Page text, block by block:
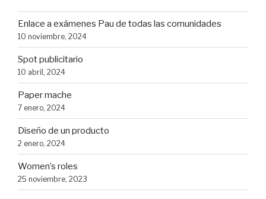
Enlace a exámenes Pau de todas las comunidades
10 noviembre, 2024
Spot publicitario
10 abril, 2024
Paper mache
7 enero, 2024
Diseño de un producto
2 enero, 2024
Women’s roles
25 noviembre, 2023